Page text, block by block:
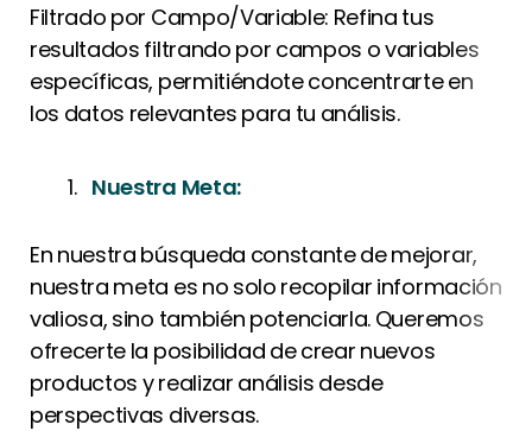
Filtrado por Campo/Variable: Refina tus
resultados filtrando por campos o variables
específicas, permitiéndote concentrarte en
los datos relevantes para tu análisis.
Nuestra Meta:
En nuestra búsqueda constante de mejorar,
nuestra meta es no solo recopilar información
valiosa, sino también potenciarla. Queremos
ofrecerte la posibilidad de crear nuevos
productos y realizar análisis desde
perspectivas diversas.